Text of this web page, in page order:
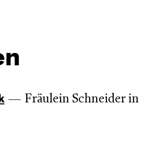
Fräulein Schneider in